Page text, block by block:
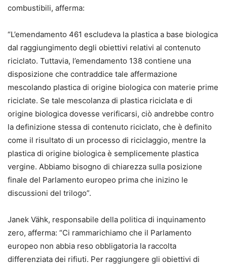
combustibili, afferma:
“L’emendamento 461 escludeva la plastica a base biologica
dal raggiungimento degli obiettivi relativi al contenuto
riciclato. Tuttavia, l’emendamento 138 contiene una
disposizione che contraddice tale affermazione
mescolando plastica di origine biologica con materie prime
riciclate. Se tale mescolanza di plastica riciclata e di
origine biologica dovesse verificarsi, ciò andrebbe contro
la definizione stessa di contenuto riciclato, che è definito
come il risultato di un processo di riciclaggio, mentre la
plastica di origine biologica è semplicemente plastica
vergine. Abbiamo bisogno di chiarezza sulla posizione
finale del Parlamento europeo prima che inizino le
discussioni del trilogo”.
Janek Vähk, responsabile della politica di inquinamento
zero, afferma: “Ci rammarichiamo che il Parlamento
europeo non abbia reso obbligatoria la raccolta
differenziata dei rifiuti. Per raggiungere gli obiettivi di